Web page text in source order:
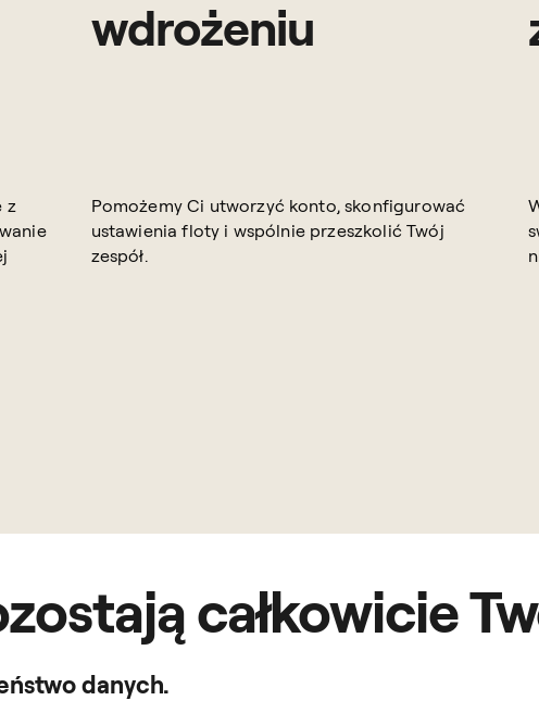
z
wdrożeniu
Pomożemy Ci utworzyć konto, skonfigurować
ustawienia floty i wspólnie przeszkolić Twój
zespół.
całkowicie
danych.